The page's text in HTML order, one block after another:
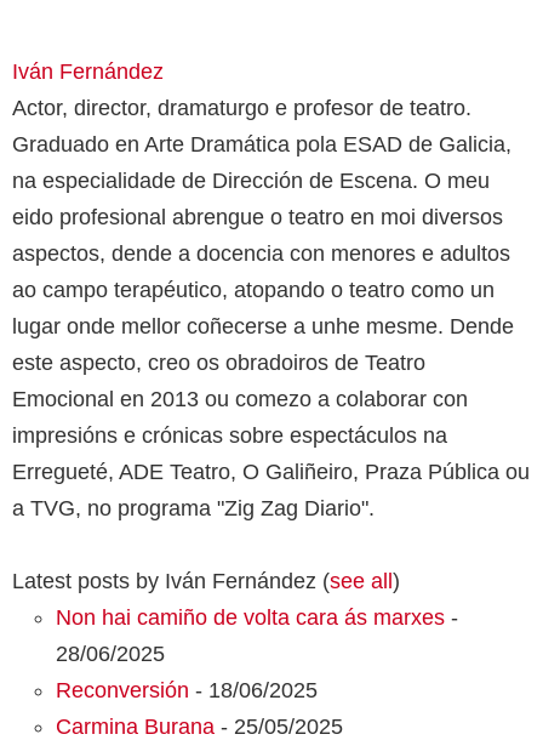
Iván Fernández
Actor, director, dramaturgo e profesor de teatro.
Graduado en Arte Dramática pola ESAD de Galicia,
na especialidade de Dirección de Escena. O meu
eido profesional abrengue o teatro en moi diversos
aspectos, dende a docencia con menores e adultos
ao campo terapéutico, atopando o teatro como un
lugar onde mellor coñecerse a unhe mesme. Dende
este aspecto, creo os obradoiros de Teatro
Emocional en 2013 ou comezo a colaborar con
impresións e crónicas sobre espectáculos na
Erregueté, ADE Teatro, O Galiñeiro, Praza Pública ou
a TVG, no programa "Zig Zag Diario".
Latest posts by Iván Fernández (see all)
Non hai camiño de volta cara ás marxes -
28/06/2025
Reconversión - 18/06/2025
Carmina Burana - 25/05/2025